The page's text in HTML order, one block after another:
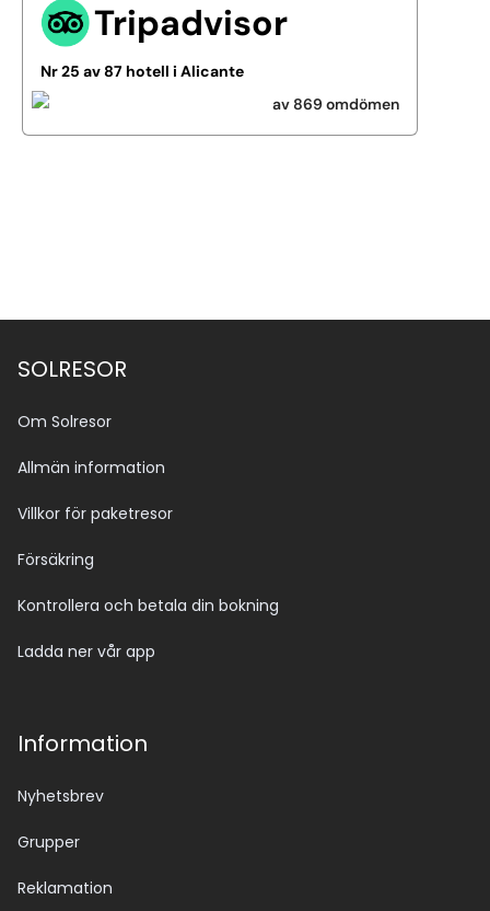
Tripadvisor
Nr 25 av 87 hotell i Alicante
av 869 omdömen
SOLRESOR
Om Solresor
Allmän information
Villkor för paketresor
Försäkring
Kontrollera och betala din bokning
Ladda ner vår app
Information
Nyhetsbrev
Grupper
Reklamation